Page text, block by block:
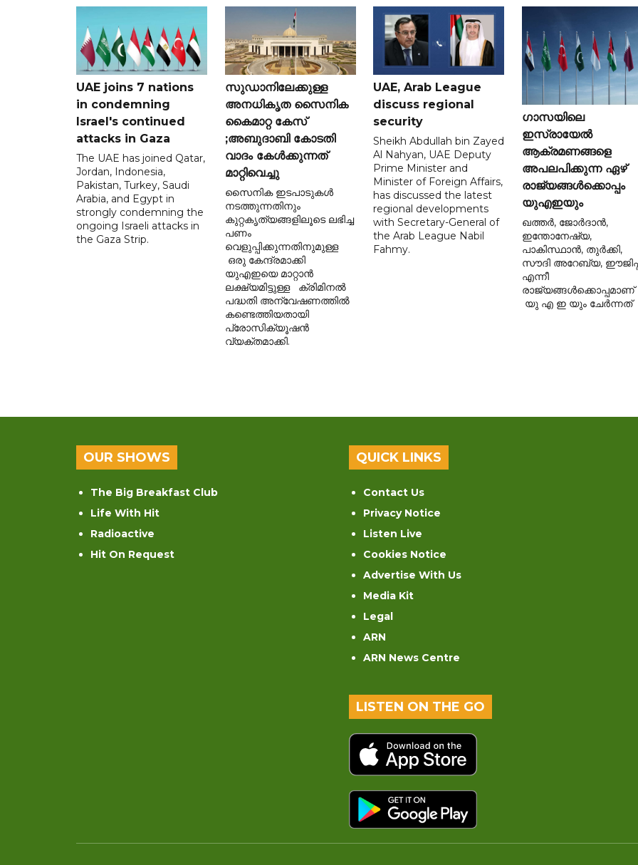
UAE joins 7 nations
in condemning
Israel's continued
attacks in Gaza
The UAE has joined Qatar,
Jordan, Indonesia,
Pakistan, Turkey, Saudi
Arabia, and Egypt in
strongly condemning the
ongoing Israeli attacks in
the Gaza Strip.
സുഡാനിലേക്കുള്ള
അനധികൃത സൈനിക
കൈമാറ്റ കേസ്
;അബുദാബി കോടതി
വാദം കേൾക്കുന്നത്
മാറ്റിവെച്ചു
സൈനിക ഇടപാടുകൾ
നടത്തുന്നതിനും
കുറ്റകൃത്യങ്ങളിലൂടെ ലഭിച്ച
പണം
വെളുപ്പിക്കുന്നതിനുമുള്ള
ഒരു കേന്ദ്രമാക്കി
യുഎഇയെ മാറ്റാൻ
ലക്ഷ്യമിട്ടുള്ള ക്രിമിനൽ
പദ്ധതി അന്വേഷണത്തിൽ
കണ്ടെത്തിയതായി
പ്രോസിക്യൂഷൻ
വ്യക്തമാക്കി.
UAE, Arab League
discuss regional
security
Sheikh Abdullah bin Zayed
Al Nahyan, UAE Deputy
Prime Minister and
Minister of Foreign Affairs,
has discussed the latest
regional developments
with Secretary-General of
the Arab League Nabil
Fahmy.
ഗാസയിലെ
ഇസ്രായേൽ
ആക്രമണങ്ങളെ
അപലപിക്കുന്ന ഏഴ്
രാജ്യങ്ങൾക്കൊപ്പം
യുഎഇയും
ഖത്തർ, ജോർദാൻ,
ഇന്തോനേഷ്യ,
പാകിസ്ഥാൻ, തുർക്കി,
സൗദി അറേബ്യ,
എന്നീ
രാജ്യങ്ങൾക്കൊപ്പമാണ്
യു എ ഇ യും ചേർന്നത്
OUR SHOWS
The Big Breakfast Club
Life With Hit
Radioactive
Hit On Request
QUICK LINKS
Contact Us
Privacy Notice
Listen Live
Cookies Notice
Advertise With Us
Media Kit
Legal
ARN
ARN News Centre
LISTEN ON THE GO